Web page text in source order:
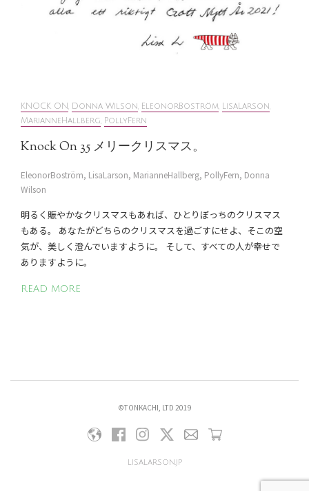
KNOCK ON, Donna Wilson, EleonorBoström, LisaLarson,
MarianneHallberg, PollyFern
Knock On 35 メリークリスマス。
EleonorBoström, LisaLarson, MarianneHallberg, PollyFern, Donna
Wilson
明るく賑やかなクリスマスもあれば、ひとりぼっちのクリスマス
もある。 あなたがどちらのクリスマスを過ごすにせよ、そこの空
気が、美しく澄んでいますように。 そして、すべての人が幸せで
ありますように。
READ MORE
©TONKACHI, LTD 2019
lisalarson.jp